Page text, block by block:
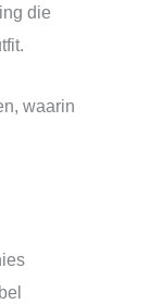
die
waarin